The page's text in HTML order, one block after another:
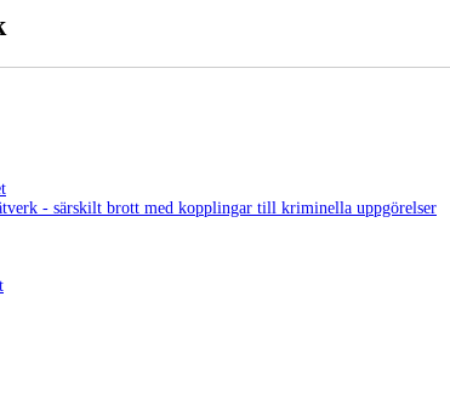
- särskilt brott med kopplingar till kriminella uppgörelser